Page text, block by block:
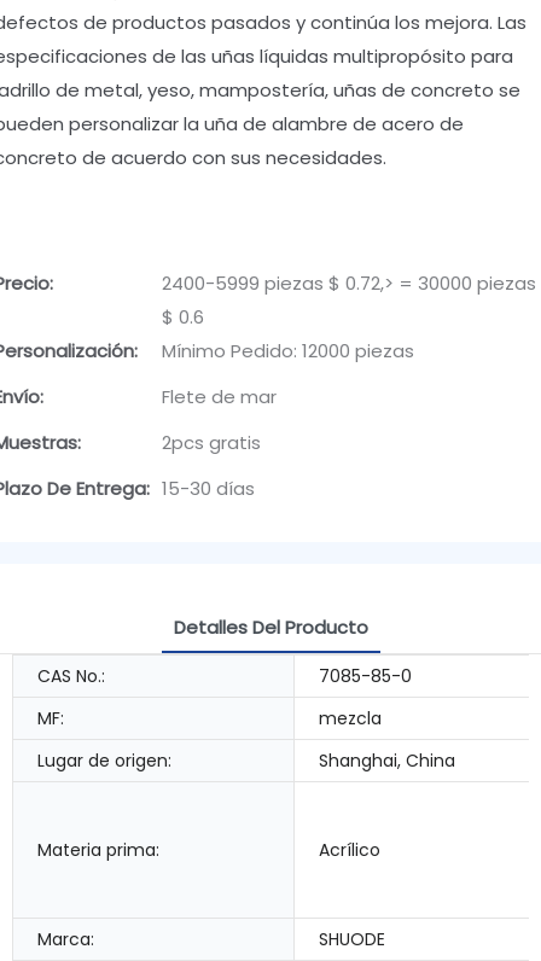
de productos pasados y continúa los mejora. Las
de las uñas líquidas multipropósito para
de metal, yeso, mampostería, uñas de concreto se
personalizar la uña de alambre de acero de
de acuerdo con sus necesidades.
2400-5999 piezas $ 0.72,> = 30000 piezas
$ 0.6
Mínimo Pedido: 12000 piezas
Flete de mar
2pcs gratis
De Entrega: 15-30 días
Detalles Del Producto
CAS No.:
7085-85-0
MF:
mezcla
Lugar de origen:
Shanghai, China
Materia prima: Acrílico
Marca: SHUODE